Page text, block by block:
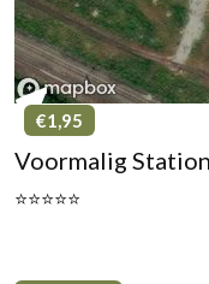
€1,95
Voormalig Station
⭐⭐⭐⭐⭐